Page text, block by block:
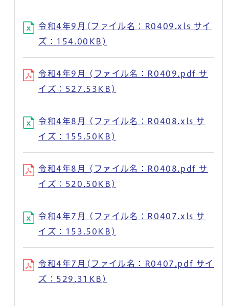
令和4年9月(ファイル名：R0409.xls サイ
ズ：154.00KB)
令和4年9月 (ファイル名：R0409.pdf サ
イズ：527.53KB)
令和4年8月 (ファイル名：R0408.xls サ
イズ：155.50KB)
令和4年8月 (ファイル名：R0408.pdf サ
イズ：520.50KB)
令和4年7月 (ファイル名：R0407.xls サ
イズ：153.50KB)
令和4年7月(ファイル名：R0407.pdf サイ
ズ：529.31KB)